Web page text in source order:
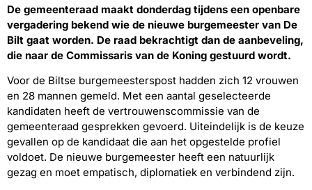
De gemeenteraad maakt donderdag tijdens een openbare
vergadering bekend wie de nieuwe burgemeester van De
Bilt gaat worden. De raad bekrachtigt dan de aanbeveling,
die naar de Commissaris van de Koning gestuurd wordt.
Voor de Biltse burgemeesterspost hadden zich 12 vrouwen
en 28 mannen gemeld. Met een aantal geselecteerde
kandidaten heeft de vertrouwenscommissie van de
gemeenteraad gesprekken gevoerd. Uiteindelijk is de keuze
gevallen op de kandidaat die aan het opgestelde profiel
voldoet. De nieuwe burgemeester heeft een natuurlijk
gezag en moet empatisch, diplomatiek en verbindend zijn.